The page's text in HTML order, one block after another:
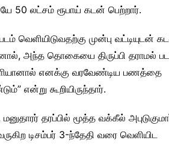
50 லட்சம் ரூபாய் கடன் பெற்றார்.
வெளியிடுவதற்கு முன்பு வட்டியுடன்
அந்த தொகையை திருப்பி தராமல்
எனக்கு வரவேண்டிய பணத்தை
என்று கூறியிருந்தார்.
தரப்பில் மூத்த வக்கீல்
டிசம்பர் 3-ந்தேதி வரை வெளியிட